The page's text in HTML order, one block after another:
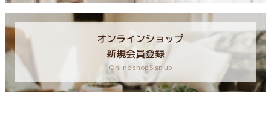
オンラインショップ
新規会員登録
Online shop SIgn up